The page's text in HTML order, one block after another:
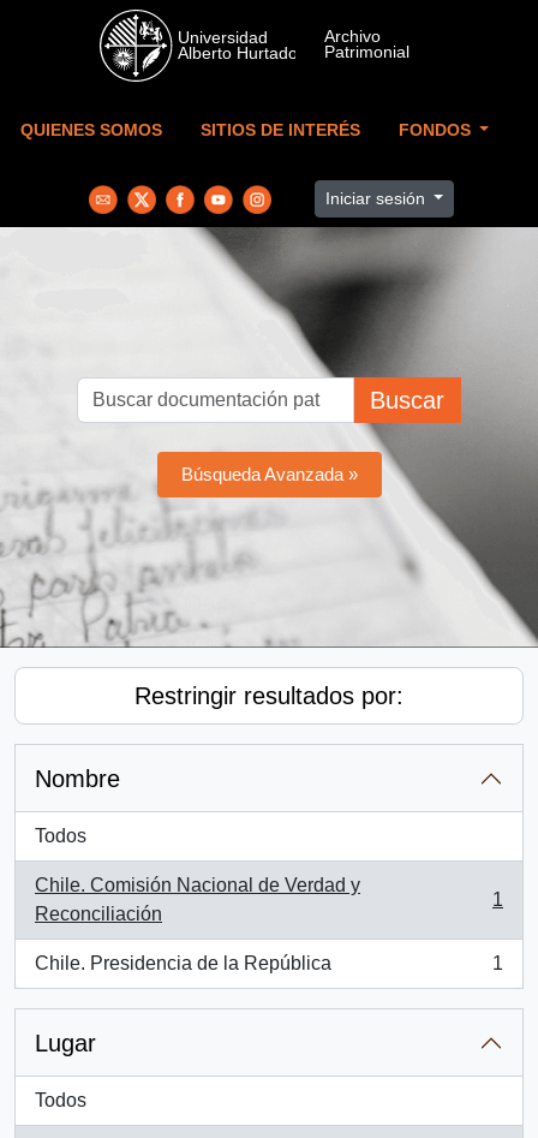
Skip to main content
QUIENES SOMOS SITIOS DE INTERÉS FONDOS
Iniciar sesión
Buscar
Búsqueda Avanzada »
Restringir resultados por:
Nombre
Todos
Chile. Comisión Nacional de Verdad y
Reconciliación
, 1 resultados
1
Chile. Presidencia de la República
, 1 resultados
1
Lugar
Todos